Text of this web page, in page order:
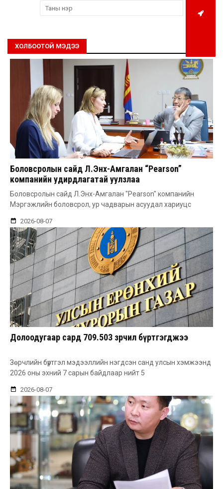
ХОЛБООТОЙ МЭДЭЭ
Боловсролын сайд Л.Энх-Амгалан “Pearson”
компанийн удирдлагатай уулзлаа
Боловсролын сайд Л.Энх-Амгалан "Pearson" компанийн
Мэргэжлийн боловсрол, ур чадварын асуудал хариуцс
2026-08-07
Долоодугаар сард 709.503 зөрчил бүртгэгджээ
Зөрчлийн бүртгэл мэдээллийн нэгдсэн санд улсын хэмжээнд
2026 оны эхний 7 сарын байдлаар нийт 5
2026-08-07